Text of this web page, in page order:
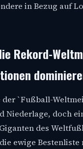
in Bezug auf
Rekord-
der `Fußball-
Niederlage, doch
des
ewige